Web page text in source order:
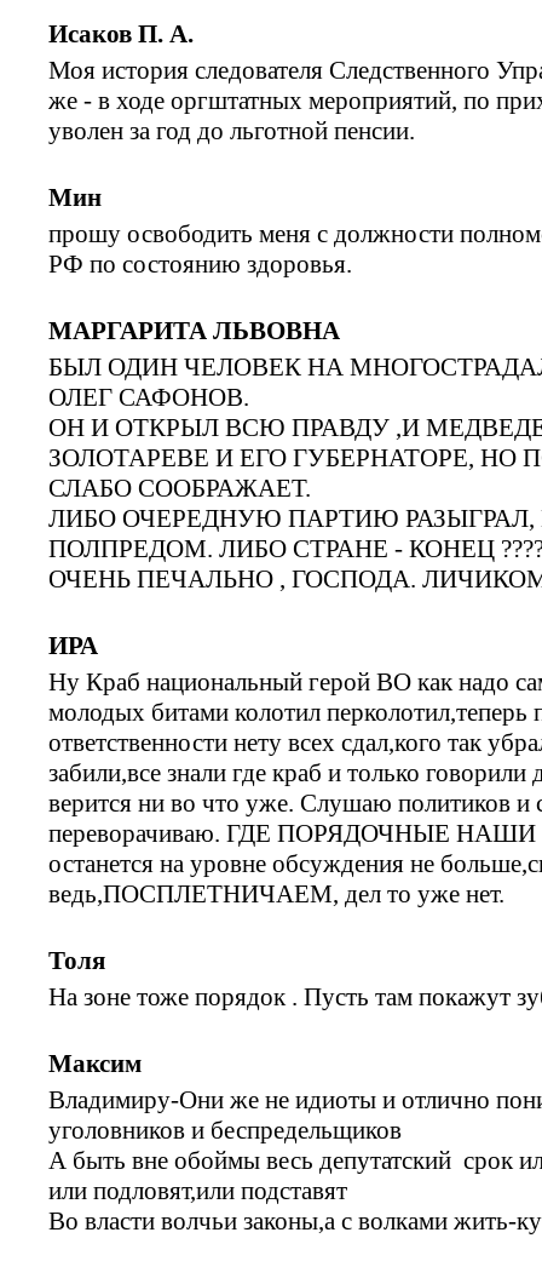
Исаков П. А.
Моя история следователя Следственного
же - в ходе оргштатных мероприятий, по
уволен за год до льготной пенсии.
Мин
прошу освободить меня с должности
РФ по состоянию здоровья.
МАРГАРИТА ЛЬВОВНА
БЫЛ ОДИН ЧЕЛОВЕК НА
ОЛЕГ САФОНОВ.
ОН И ОТКРЫЛ ВСЮ ПРАВДУ ,И
ЗОЛОТАРЕВЕ И ЕГО ГУБЕРНАТОРЕ,
СЛАБО СООБРАЖАЕТ.
ЛИБО ОЧЕРЕДНУЮ ПАРТИЮ
ПОЛПРЕДОМ. ЛИБО СТРАНЕ - КОНЕЦ
ОЧЕНЬ ПЕЧАЛЬНО , ГОСПОДА.
ИРА
Ну Краб национальный герой ВО как надо
молодых битами колотил перколотил,теперь
ответственности нету всех сдал,кого так
забили,все знали где краб и только
верится ни во что уже. Слушаю политиков и
переворачиваю. ГДЕ ПОРЯДОЧНЫЕ НАШИ
останется на уровне обсуждения не
ведь,ПОСПЛЕТНИЧАЕМ, дел то уже нет.
Толя
На зоне тоже порядок . Пусть там покажут
Максим
Владимиру-Они же не идиоты и отлично
уголовников и беспредельщиков
А быть вне обоймы весь депутатский срок
или подловят,или подставят
Во власти волчьи законы,а с волками жить-